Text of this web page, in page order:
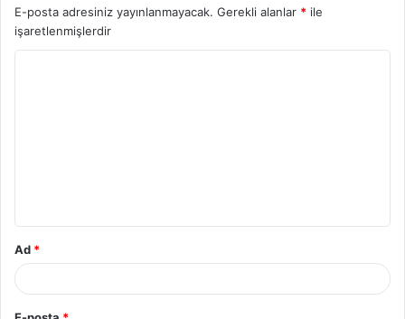
E-posta adresiniz yayınlanmayacak. Gerekli alanlar * ile
işaretlenmişlerdir
Ad *